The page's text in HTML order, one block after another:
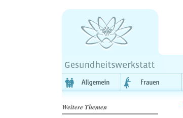
Weitere Themen